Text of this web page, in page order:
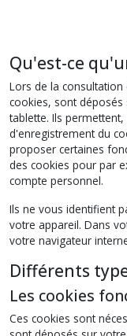
Qu'est-ce
Lors de la
cookies, sont
tablette. Ils
d'enregistrement du
proposer certaines
des cookies pour par
compte personnel.
Ils ne vous identifient
votre appareil. Dans
votre navigateur
Différents
Les cookies
Ces cookies sont